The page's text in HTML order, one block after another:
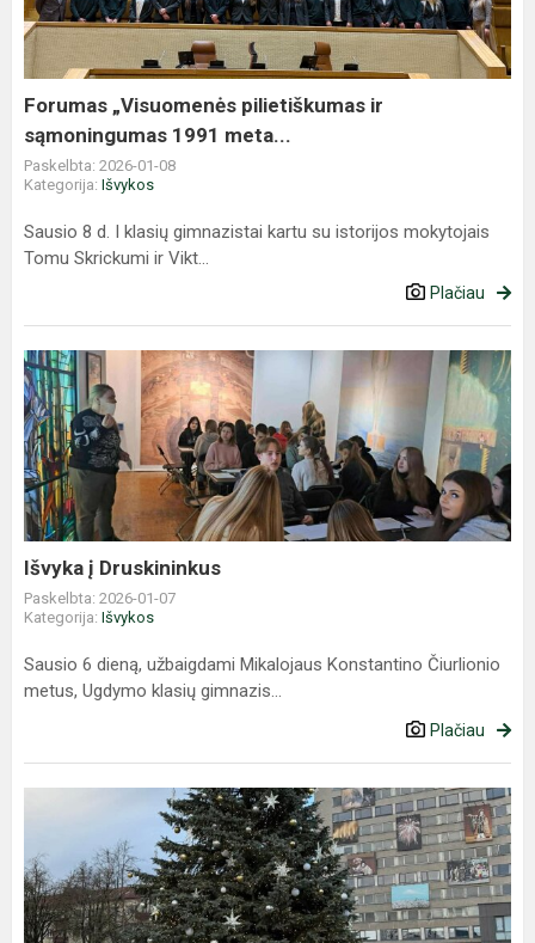
sąmoningumas
1991
meta...
Forumas „Visuomenės pilietiškumas ir
sąmoningumas 1991 meta...
Paskelbta: 2026-01-08
Kategorija: Išvykos
Sausio 8 d. I klasių gimnazistai kartu su istorijos mokytojais
Tomu Skrickumi ir Vikt...
Plačiau
Išvyka
į
Druskininkus
Išvyka į Druskininkus
Paskelbta: 2026-01-07
Kategorija: Išvykos
Sausio 6 dieną, užbaigdami Mikalojaus Konstantino Čiurlionio
metus, Ugdymo klasių gimnazis...
Plačiau
išvyka
į
Panevėžį